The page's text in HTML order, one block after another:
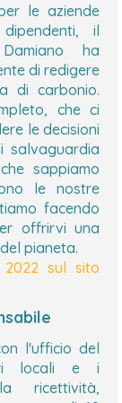
le aziende
il
ha
di redigere
di carbonio.
che ci
le decisioni
salvaguardia
sappiamo
le nostre
facendo
offrirvi una
pianeta.
sul sito
l'ufficio del
locali e i
ricettività,